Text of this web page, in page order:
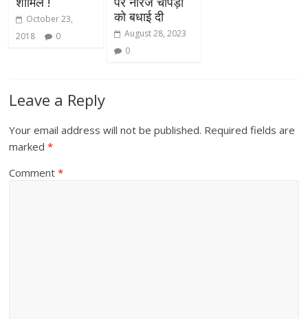
October 23,
2018
0
को बधाई दी
August 28, 2023
0
Leave a Reply
Your email address will not be published. Required fields are
marked*
Comment*